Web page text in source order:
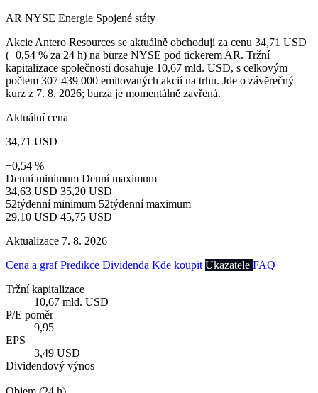
AR NYSE Energie Spojené státy
Akcie Antero Resources se aktuálně obchodují za cenu 34,71 USD
(−0,54 % za 24 h) na burze NYSE pod tickerem AR. Tržní
kapitalizace společnosti dosahuje 10,67 mld. USD, s celkovým
počtem 307 439 000 emitovaných akcií na trhu. Jde o závěrečný
kurz z 7. 8. 2026; burza je momentálně zavřená.
Aktuální cena
34,71 USD
−0,54 %
Denní minimum Denní maximum
34,63 USD 35,20 USD
52týdenní minimum 52týdenní maximum
29,10 USD 45,75 USD
Aktualizace 7. 8. 2026
Cena a grafPredikce Dividenda Kde koupit Ukazatele FAQ
Tržní kapitalizace
10,67 mld. USD
P/E poměr
9,95
EPS
3,49 USD
Dividendový výnos
–